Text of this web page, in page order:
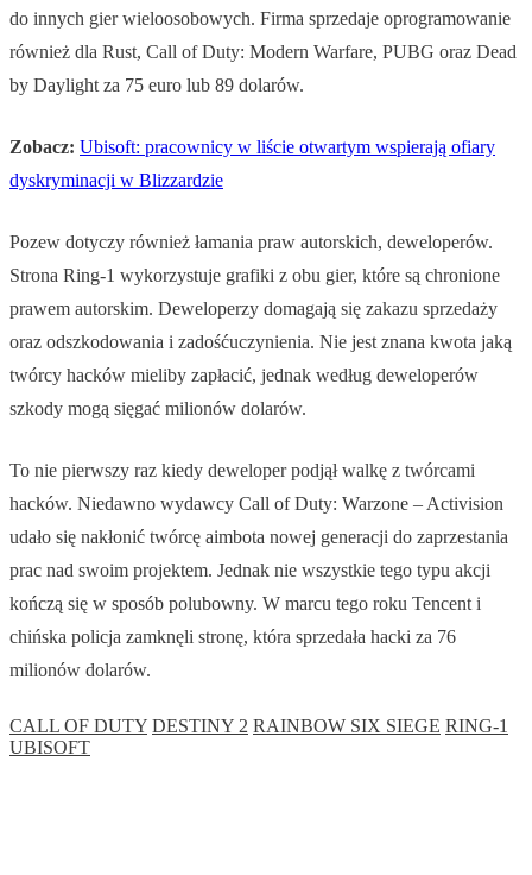
do innych gier wieloosobowych. Firma sprzedaje oprogramowanie
również dla Rust, Call of Duty: Modern Warfare, PUBG oraz Dead
by Daylight za 75 euro lub 89 dolarów.
Zobacz: Ubisoft: pracownicy w liście otwartym wspierają ofiary
dyskryminacji w Blizzardzie
Pozew dotyczy również łamania praw autorskich, deweloperów.
Strona Ring-1 wykorzystuje grafiki z obu gier, które są chronione
prawem autorskim. Deweloperzy domagają się zakazu sprzedaży
oraz odszkodowania i zadośćuczynienia. Nie jest znana kwota jaką
twórcy hacków mieliby zapłacić, jednak według deweloperów
szkody mogą sięgać milionów dolarów.
To nie pierwszy raz kiedy deweloper podjął walkę z twórcami
hacków. Niedawno wydawcy Call of Duty: Warzone – Activision
udało się nakłonić twórcę aimbota nowej generacji do zaprzestania
prac nad swoim projektem. Jednak nie wszystkie tego typu akcji
kończą się w sposób polubowny. W marcu tego roku Tencent i
chińska policja zamknęli stronę, która sprzedała hacki za 76
milionów dolarów.
CALL OF DUTY DESTINY 2 RAINBOW SIX SIEGE RING-1
UBISOFT